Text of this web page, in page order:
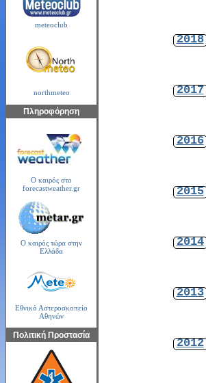
meteoclub
northmeteo
Πληροφόρηση
Ο καιρός στο
forecastweather.gr
Ο καιρός τώρα στην
Ελλάδα
Εθνικό Αστεροσκοπείο
Αθηνών
Πολιτική Προστασία
2018
2017
2016
2015
2014
2013
2012